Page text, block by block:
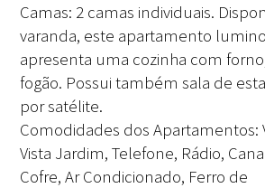
Camas: 2 camas individuais.
varanda, este apartamento
apresenta uma cozinha com
fogão. Possui também sala de
por satélite.
Comodidades dos Apartamentos:
Vista Jardim, Telefone, Rádio,
Cofre, Ar Condicionado, Ferro de